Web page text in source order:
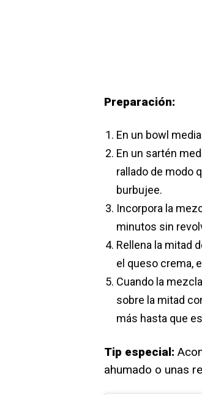
Preparación:
En un bowl
En un sartén
rallado de modo
burbujee.
Incorpora la
minutos sin
Rellena la mitad
el queso crema,
Cuando la
sobre la mitad
más hasta que
Tip especial:
ahumado o unas